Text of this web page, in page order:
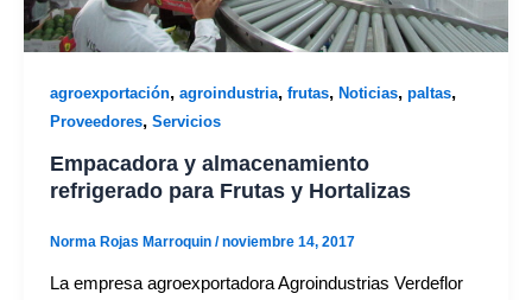
agroexportación, agroindustria, frutas, Noticias, paltas,
Proveedores, Servicios
Empacadora y almacenamiento
refrigerado para Frutas y Hortalizas
Norma Rojas Marroquin /noviembre 14, 2017
La empresa agroexportadora Agroindustrias Verdeflor